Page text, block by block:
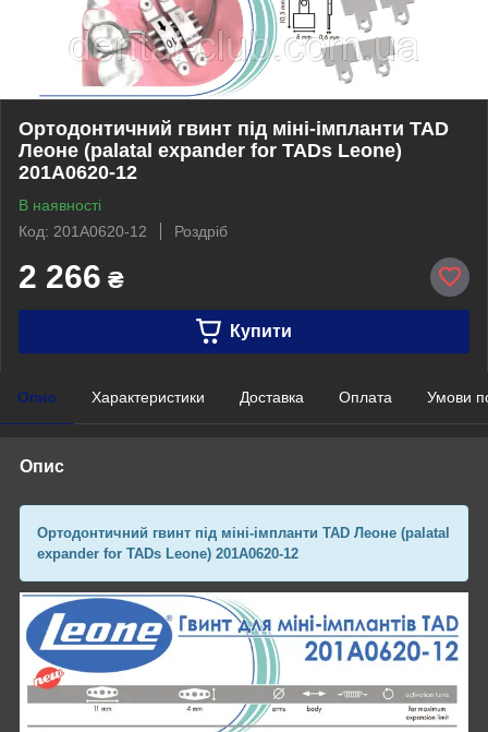
Ортодонтичний гвинт під міні-імпланти TAD
Леоне (palatal expander for TADs Leone)
201A0620-12
В наявності
Код: 201A0620-12
Роздріб
2 266 ₴
Купити
Опис Характеристики Доставка Оплата Умови
Опис
Ортодонтичний гвинт під міні-імпланти TAD Леоне (palatal
expander for TADs Leone) 201A0620-12